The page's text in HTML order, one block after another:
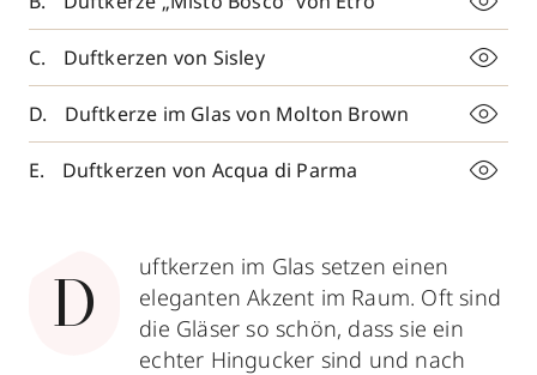
Duftkerzen von Sisley
Duftkerze im Glas von Molton Brown
Duftkerzen von Acqua di Parma
D
uftkerzen im Glas setzen einen
eleganten Akzent im Raum. Oft sind
die Gläser so schön, dass sie ein
echter Hingucker sind und nach